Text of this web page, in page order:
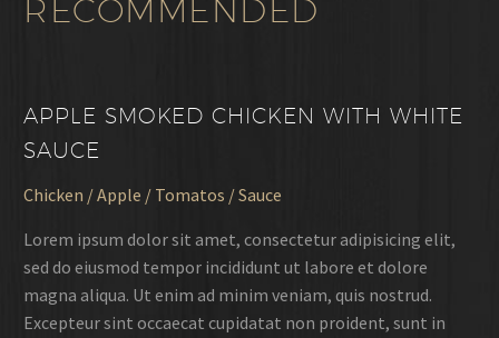
RECOMMENDED
APPLE SMOKED CHICKEN WITH WHITE
SAUCE
Chicken / Apple / Tomatos / Sauce
Lorem ipsum dolor sit amet, consectetur adipisicing elit,
sed do eiusmod tempor incididunt ut labore et dolore
magna aliqua. Ut enim ad minim veniam, quis nostrud.
Excepteur sint occaecat cupidatat non proident, sunt in